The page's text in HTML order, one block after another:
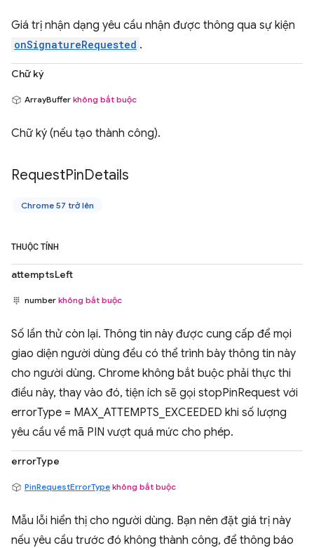
Giá trị nhận dạng yêu cầu nhận được thông qua sự kiện
onSignatureRequested .
Chữ ký
ArrayBuffer không bắt buộc
Chữ ký (nếu tạo thành công).
RequestPinDetails
Chrome 57 trở lên
THUỘC TÍNH
attemptsLeft
number không bắt buộc
Số lần thử còn lại. Thông tin này được cung cấp để mọi
giao diện người dùng đều có thể trình bày thông tin này
cho người dùng. Chrome không bắt buộc phải thực thi
điều này, thay vào đó, tiện ích sẽ gọi stopPinRequest với
errorType = MAX_ATTEMPTS_EXCEEDED khi số lượng
yêu cầu về mã PIN vượt quá mức cho phép.
errorType
PinRequestErrorType không bắt buộc
Mẫu lỗi hiển thị cho người dùng. Bạn nên đặt giá trị này
nếu yêu cầu trước đó không thành công, để thông báo